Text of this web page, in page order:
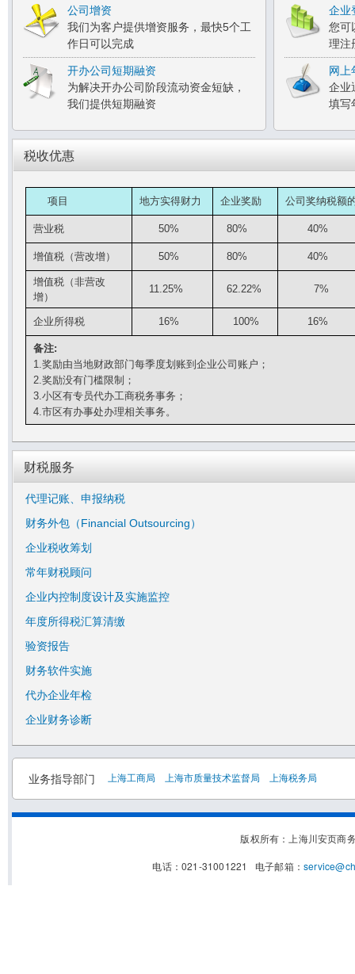
公司增资
我们为客户提供增资服务，最快5个工
作日可以完成
开办公司短期融资
为解决开办公司阶段流动资金短缺，
我们提供短期融资
企业
您可
理注
网上
企业
填写
税收优惠
项目 地方实得财力 企业奖励 公司奖纳税额
营业税 50% 80% 40%
增值税（营改增） 50% 80% 40%
增值税（非营改
增）
11.25% 62.22% 7%
企业所得税 16% 100% 16%
备注:
1.奖励由当地财政部门每季度划账到企业公司账户；
2.奖励没有门槛限制；
3.小区有专员代办工商税务事务；
4.市区有办事处办理相关事务。
财税服务
代理记账、申报纳税
财务外包（Financial Outsourcing）
企业税收筹划
常年财税顾问
企业内控制度设计及实施监控
年度所得税汇算清缴
验资报告
财务软件实施
代办企业年检
企业财务诊断
业务指导部门 上海工商局 上海市质量技术监督局 上海税务局
版权所有：上海川安页
电话：021-31001221 电子邮箱：